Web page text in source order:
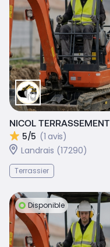
NICOL
5/5 (1 avis)
Landrais (17290)
Terrassier
Disponible